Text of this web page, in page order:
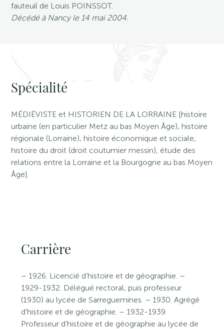
fauteuil de Louis POINSSOT.
Décédé à Nancy le 14 mai 2004.
Spécialité
MÉDIÉVISTE et HISTORIEN DE LA LORRAINE [histoire
urbaine (en particulier Metz au bas Moyen Âge), histoire
régionale (Lorraine), histoire économique et sociale,
histoire du droit (droit coutumier messin), étude des
relations entre la Lorraine et la Bourgogne au bas Moyen
Âge].
Carrière
– 1926. Licencié d’histoire et de géographie. –
1929-1932. Délégué rectoral, puis professeur
(1930) au lycée de Sarreguemines. – 1930. Agrégé
d’histoire et de géographie. – 1932-1939.
Professeur d’histoire et de géographie au lycée de